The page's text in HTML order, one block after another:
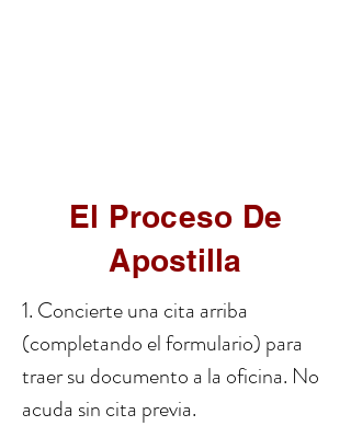
El Proceso De
Apostilla
1. Concierte una cita arriba
(completando el formulario) para
traer su documento a la oficina. No
acuda sin cita previa.